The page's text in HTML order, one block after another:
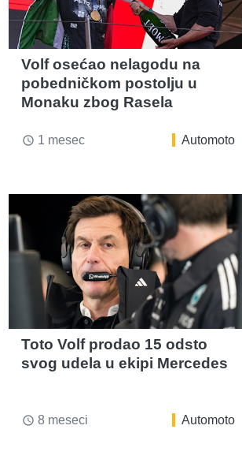
Volf osećao nelagodu na
pobedničkom postolju u
Monaku zbog Rasela
access_time 1 mesec Automoto
Toto Volf prodao 15 odsto
svog udela u ekipi Mercedes
access_time 8 meseci Automoto